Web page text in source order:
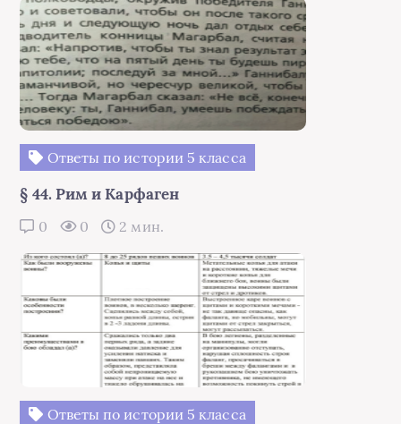
Ответы по истории 5 класса
§ 44. Рим и Карфаген
0 0 2 мин.
Ответы по истории 5 класса